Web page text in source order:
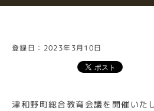
登録日：2023年3月10日
津和野町総合教育会議を開催いた